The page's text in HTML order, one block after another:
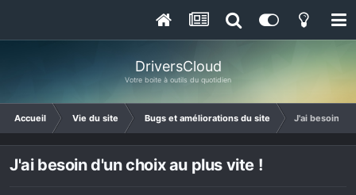
DriversCloud
Votre boite à outils du quotidien
Accueil Vie du site Bugs et améliorations du site J'ai besoin
J'ai besoin d'un choix au plus vite !